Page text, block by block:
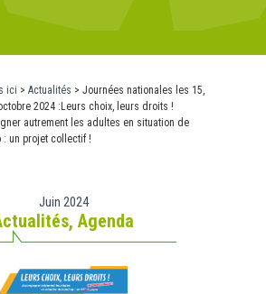
ici > Actualités > Journées nationales les 15,
2024 :Leurs choix, leurs droits !
autrement les adultes en situation de
: un projet collectif !
Juin 2024
, Agenda